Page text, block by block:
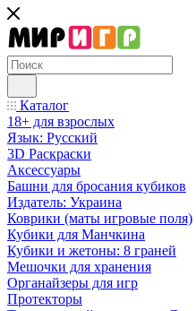
Каталог
18+ для взрослых
Язык: Русский
3D Раскраски
Аксессуары
Башни для бросания кубиков
Издатель: Украина
Коврики (маты игровые поля)
Кубики для Манчкина
Кубики и жетоны: 8 граней
Мешочки для хранения
Органайзеры для игр
Протекторы